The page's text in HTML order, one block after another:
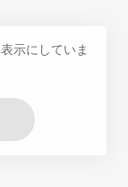
示にしていま